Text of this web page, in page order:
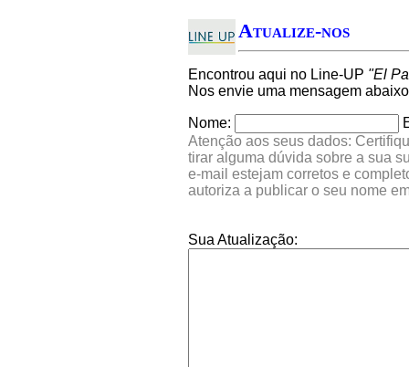
Atualize-nos
Encontrou aqui no Line-UP "El
Nos envie uma mensagem
Nome:
Atenção aos seus dados:
tirar alguma dúvida sobre a sua
e-mail estejam corretos e
autoriza a publicar o seu nome
Sua Atualização: